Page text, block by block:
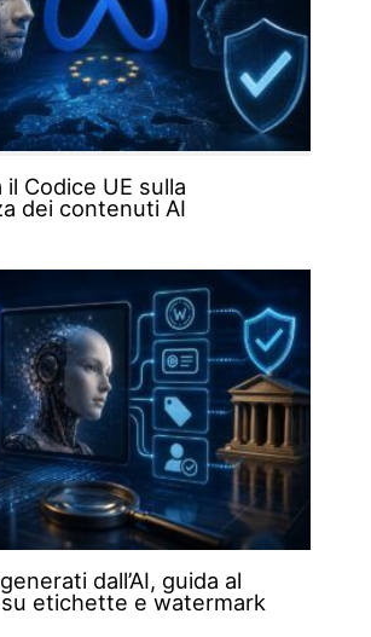
Codice UE sulla
dei contenuti AI
dall’AI, guida al
etichette e watermark